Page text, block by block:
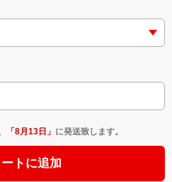
-リリカゼタケル
>
風 猛 -リリカゼタケル
3czgKs8
&塗り絵ver.版>
ル小説 +作詞20曲
絵バージョン-
「8月13日 」 に発送致します。
ートに追加